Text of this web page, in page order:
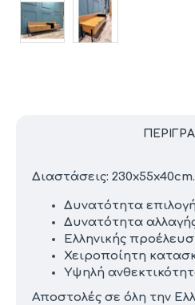
Διαστάσεις: 230x55x40cm.
Δυνατότητα
Δυνατότητα
Ελληνικής
Χειροποίητη
Υψηλή
Αποστολές σε όλη την